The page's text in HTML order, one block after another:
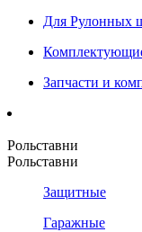
Для Рулонных
Запчасти и
Рольставни
Рольставни
Защитные
Гаражные